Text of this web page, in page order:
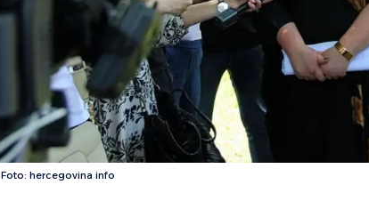
Foto: hercegovina info